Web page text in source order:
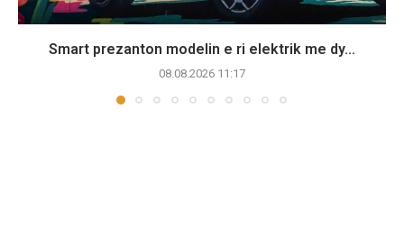
Smart prezanton modelin e ri elektrik me dy...
08.08.2026 11:17